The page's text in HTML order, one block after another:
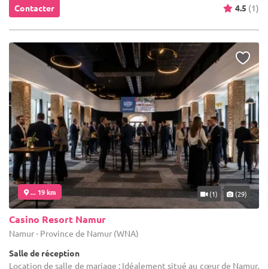
Contacter 4.5 (1)
... 19 km (1) (29)
Casino Resort Namur
Namur - Province de Namur (WNA)
Salle de réception
Location de salle de mariage : Idéalement situé au cœur de Namur,